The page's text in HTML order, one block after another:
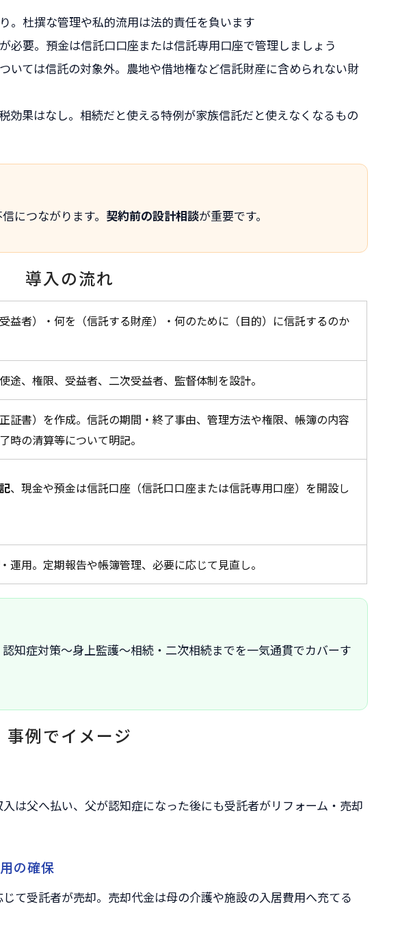
。杜撰な管理や私的流用は法的責任を負います
が必要。預金は信託口口座または信託専用口座で管理しましょう
いては信託の対象外。農地や借地権など信託財産に含められない財
効果はなし。相続だと使える特例が家族信託だと使えなくなるもの
につながります。 契約前の設計相談が重要です。
導入の流れ
益者）・何を（信託する財産）・何のために（目的）に信託するのか
途、権限、受益者、二次受益者、監督体制を設計。
証書）を作成。信託の期間・終了事由、管理方法や権限、帳簿の内容
時の清算等について明記。
、現金や預金は信託口座（信託口口座または信託専用口座）を開設し
運用。定期報告や帳簿管理、必要に応じて見直し。
認知症対策～身上監護～相続・二次相続までを一気通貫でカバーす
事例でイメージ
は父へ払い、父が認知症になった後にも受託者がリフォーム・売却
の確保
て受託者が売却。売却代金は母の介護や施設の入居費用へ充てる